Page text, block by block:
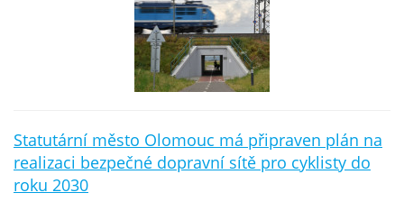
Statutární město Olomouc má připraven plán na
realizaci bezpečné dopravní sítě pro cyklisty do
roku 2030